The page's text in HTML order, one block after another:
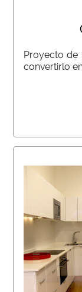
Proyecto de
convertirlo